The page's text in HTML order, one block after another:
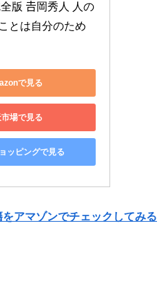
版 𠮷岡秀人 人の
とは自分のため
で見る
場で見る
ッピングで見る
アマゾンでチェックしてみる